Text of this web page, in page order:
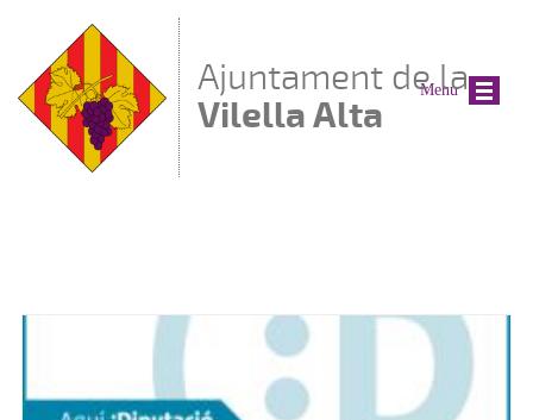
Ajuntament de la
Vilella Alta
Menu